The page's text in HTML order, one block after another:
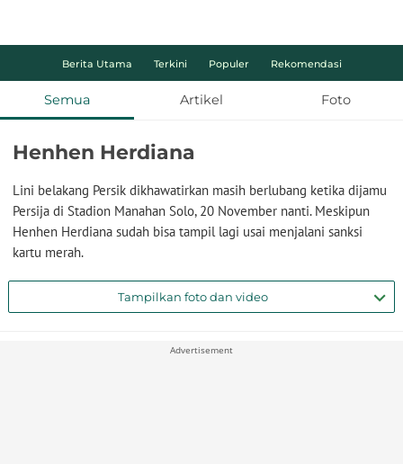
Berita Utama Terkini Populer Rekomendasi
Semua Artikel Foto
Henhen Herdiana
Lini belakang Persik dikhawatirkan masih berlubang ketika dijamu
Persija di Stadion Manahan Solo, 20 November nanti. Meskipun
Henhen Herdiana sudah bisa tampil lagi usai menjalani sanksi
kartu merah.
Tampilkan foto dan video
Advertisement